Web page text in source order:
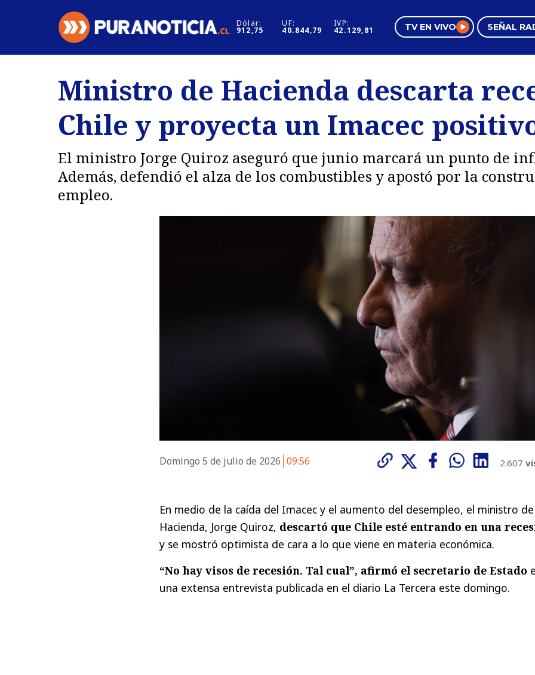
Dólar:
912,75
UF:
40.844,79
IVP:
42.129,81 TV EN VIVO SEÑAL
Regiones
Deportes
Internacional
Motores
Negocios
Pura Mujer
Ministro de Hacienda descarta
Chile y proyecta un Imacec
El ministro Jorge Quiroz aseguró que junio marcará un punto de
Además, defendió el alza de los combustibles y apostó por la
empleo.
Domingo 5 de julio de 2026 09:56 2.607
En medio de la caída del Imacec y el aumento del desempleo, el ministro de
Hacienda, Jorge Quiroz, descartó que Chile esté entrando en una
y se mostró optimista de cara a lo que viene en materia económica.
“No hay visos de recesión. Tal cual”, afirmó el secretario de Estado
una extensa entrevista publicada en el diario La Tercera este domingo.